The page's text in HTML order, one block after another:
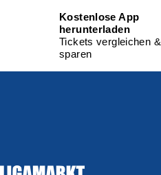
Kostenlose App
herunterladen
Tickets vergleichen &
sparen